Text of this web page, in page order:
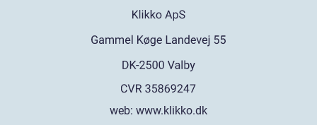
web: www.klikko.dk